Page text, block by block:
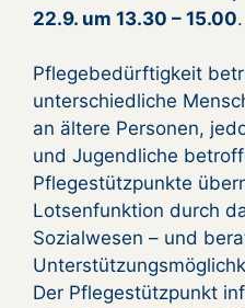
22.9. um 13.30 – 15.00.
Pflegebedürftigkeit
unterschiedliche
an ältere Personen,
und Jugendliche
Pflegestützpunkte
Lotsenfunktion durch
Sozialwesen – und
Der Pflegestützpunkt